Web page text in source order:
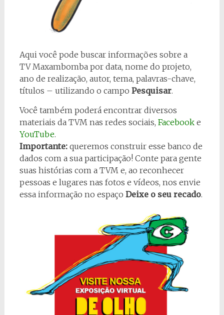
Aqui você pode buscar informações sobre a
TV Maxambomba por data, nome do projeto,
ano de realização, autor, tema, palavras-chave,
títulos – utilizando o campo Pesquisar.
Você também poderá encontrar diversos
materiais da TVM nas redes sociais, Facebooke
YouTube.
Importante: queremos construir esse banco de
dados com a sua participação! Conte para gente
suas histórias com a TVM e, ao reconhecer
pessoas e lugares nas fotos e vídeos, nos envie
essa informação no espaço Deixe o seu recado.